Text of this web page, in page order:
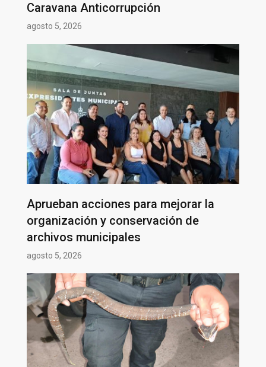
Caravana Anticorrupción
agosto 5, 2026
Aprueban acciones para mejorar la
organización y conservación de
archivos municipales
agosto 5, 2026